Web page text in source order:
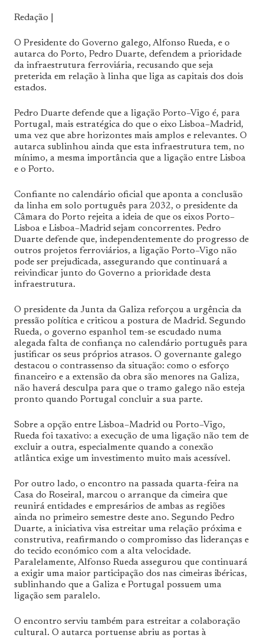
Redação |
O Presidente do Governo galego, Alfonso Rueda, e o
autarca do Porto, Pedro Duarte, defendem a prioridade
da infraestrutura ferroviária, recusando que seja
preterida em relação à linha que liga as capitais dos dois
estados.
Pedro Duarte defende que a ligação Porto–Vigo é, para
Portugal, mais estratégica do que o eixo Lisboa–Madrid,
uma vez que abre horizontes mais amplos e relevantes. O
autarca sublinhou ainda que esta infraestrutura tem, no
mínimo, a mesma importância que a ligação entre Lisboa
e o Porto.
Confiante no calendário oficial que aponta a conclusão
da linha em solo português para 2032, o presidente da
Câmara do Porto rejeita a ideia de que os eixos Porto–
Lisboa e Lisboa–Madrid sejam concorrentes. Pedro
Duarte defende que, independentemente do progresso de
outros projetos ferroviários, a ligação Porto–Vigo não
pode ser prejudicada, assegurando que continuará a
reivindicar junto do Governo a prioridade desta
infraestrutura.
O presidente da Junta da Galiza reforçou a urgência da
pressão política e criticou a postura de Madrid. Segundo
Rueda, o governo espanhol tem-se escudado numa
alegada falta de confiança no calendário português para
justificar os seus próprios atrasos. O governante galego
destacou o contrassenso da situação: como o esforço
financeiro e a extensão da obra são menores na Galiza,
não haverá desculpa para que o tramo galego não esteja
pronto quando Portugal concluir a sua parte.
Sobre a opção entre Lisboa–Madrid ou Porto–Vigo,
Rueda foi taxativo: a execução de uma ligação não tem de
excluir a outra, especialmente quando a conexão
atlântica exige um investimento muito mais acessível.
Por outro lado, o encontro na passada quarta-feira na
Casa do Roseiral, marcou o arranque da cimeira que
reunirá entidades e empresários de ambas as regiões
ainda no primeiro semestre deste ano. Segundo Pedro
Duarte, a iniciativa visa estreitar uma relação próxima e
construtiva, reafirmando o compromisso das lideranças e
do tecido económico com a alta velocidade.
Paralelamente, Alfonso Rueda assegurou que continuará
a exigir uma maior participação dos nas cimeiras ibéricas,
sublinhando que a Galiza e Portugal possuem uma
ligação sem paralelo.
O encontro serviu também para estreitar a colaboração
cultural. O autarca portuense abriu as portas à